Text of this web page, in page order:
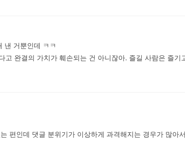
낸 거뿐인데 ㅋㅋ
완결의 가치가 훼손되는 건 아니잖아. 즐길 사람은 즐기
편인데 댓글 분위기가 이상하게 과격해지는 경우가 많아